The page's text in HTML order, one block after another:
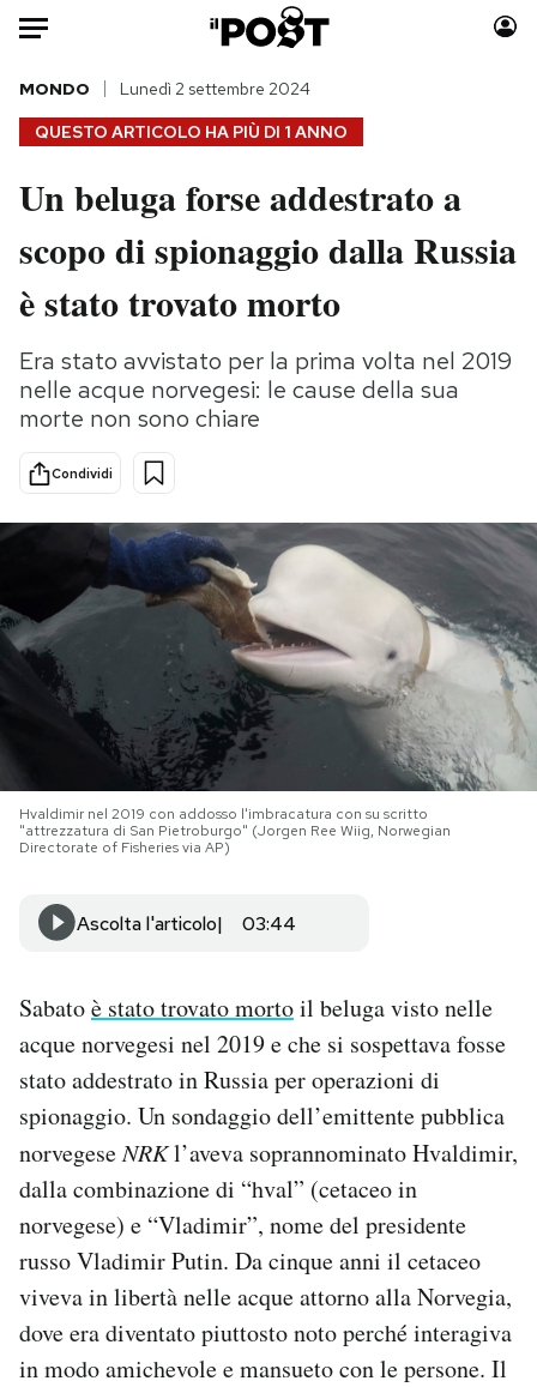
Auto
HOME
Italia
Politica
Tecnologia
Scienza
Cultura
Sport
Moda
Consumismi
Storie/Idee
Media
PODCAST
NEWSLETTER
I MIEI PREFERITI
SHOP
CALENDARIO
Newsletter
Notifiche mobile
Regala il Post
Hai bisogno di aiuto?
Esci
QUESTO ARTICOLO HA PIÙ DI 1 ANNO
MONDO Lunedì 2 settembre 2024
Un beluga forse addestrato a
scopo di spionaggio dalla Russia
è stato trovato morto
Era stato avvistato per la prima volta nel 2019
nelle acque norvegesi: le cause della sua
morte non sono chiare
Condividi
Hvaldimir nel 2019 con addosso l'imbracatura con su scritto
"attrezzatura di San Pietroburgo" (Jorgen Ree Wiig, Norwegian
Directorate of Fisheries via AP)
Ascolta l'articolo 03:44
Sabatoè stato trovato mortoil beluga visto nelle
acque norvegesi nel 2019 e che si sospettava fosse
stato addestrato in Russia per operazioni di
spionaggio. Un sondaggio dell’emittente pubblica
norvegeseNRKl’aveva soprannominato Hvaldimir,
dalla combinazione di “hval” (cetaceo in
norvegese) e “Vladimir”, nome del presidente
russo Vladimir Putin. Da cinque anni il cetaceo
viveva in libertà nelle acque attorno alla Norvegia,
dove era diventato piuttosto noto perché interagiva
in modo amichevole e mansueto con le persone. Il